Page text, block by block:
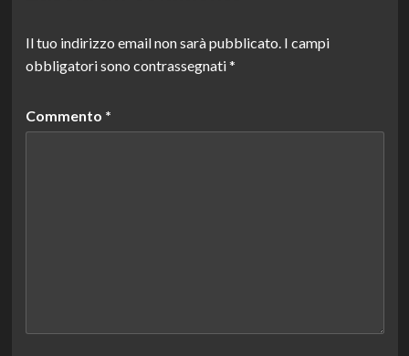
Il tuo indirizzo email non sarà pubblicato. I campi
obbligatori sono contrassegnati*
Commento *